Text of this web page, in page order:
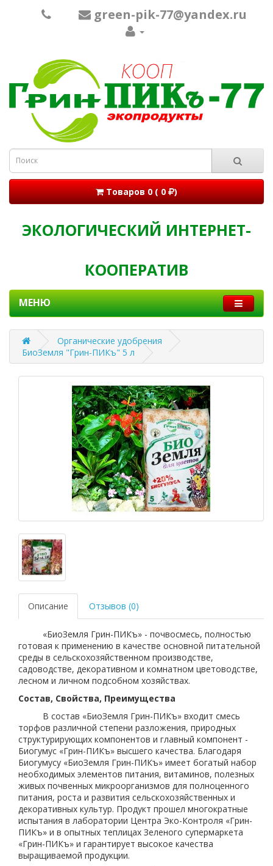
green-pik-77@yandex.ru
Товаров 0 ( 0 )
ЭКОЛОГИЧЕСКИЙ ИНТЕРНЕТ-
КООПЕРАТИВ
МЕНЮ
Органические удобрения
БиоЗемля "Грин-ПИКъ" 5 л
Описание Отзывов (0)
«БиоЗемля Грин-ПИКъ» - почвосмесь, полностью
готовая к применению в качестве основной питательной
среды в сельскохозяйственном производстве,
садоводстве, декоративном и комнатном цветоводстве,
лесном и личном подсобном хозяйствах.
Состав, Свойства, Преимущества
В состав «БиоЗемля Грин-ПИКъ» входит смесь
торфов различной степени разложения, природных
структурирующих компонентов и главный компонент -
Биогумус «Грин-ПИКъ» высшего качества. Благодаря
Биогумусу «БиоЗемля Грин-ПИКъ» имеет богатый набор
необходимых элементов питания, витаминов, полезных
живых почвенных микроорганизмов для полноценного
питания, роста и развития сельскохозяйственных и
декоративных культур. Продукт прошел многократные
испытания в лаборатории Центра Эко-Контроля «Грин-
ПИКъ» и в опытных теплицах Зеленого супермаркета
«Грин-ПИКъ» и гарантирует высокое качества
выращиваемой продукции.